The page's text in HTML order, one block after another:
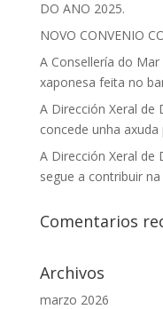
DO ANO 2025.
NOVO CONVENIO
A Consellería do
xaponesa feita no
A Dirección Xeral de
concede unha
A Dirección Xeral de
segue a contribuir
Comentarios
Archivos
marzo 2026